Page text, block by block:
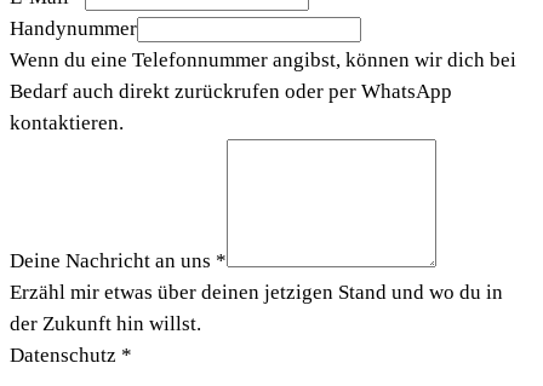
Handynummer
Wenn du eine Telefonnummer angibst, können wir dich bei
Bedarf auch direkt zurückrufen oder per WhatsApp
kontaktieren.
Deine Nachricht an uns *
Erzähl mir etwas über deinen jetzigen Stand und wo du in
der Zukunft hin willst.
Datenschutz *